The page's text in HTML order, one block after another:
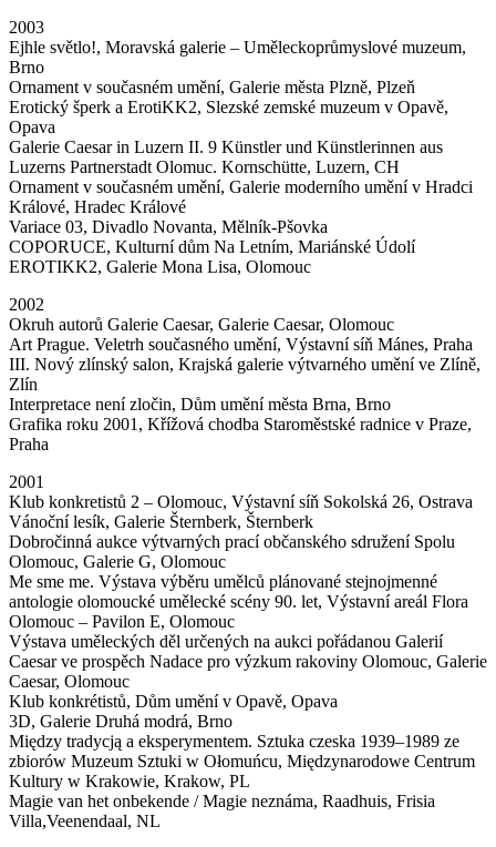
2003
Ejhle světlo!, Moravská galerie – Uměleckoprůmyslové muzeum,
Brno
Ornament v současném umění, Galerie města Plzně, Plzeň
Erotický šperk a ErotiKK2, Slezské zemské muzeum v Opavě,
Opava
Galerie Caesar in Luzern II. 9 Künstler und Künstlerinnen aus
Luzerns Partnerstadt Olomuc. Kornschütte, Luzern, CH
Ornament v současném umění, Galerie moderního umění v Hradci
Králové, Hradec Králové
Variace 03, Divadlo Novanta, Mělník-Pšovka
COPORUCE, Kulturní dům Na Letním, Mariánské Údolí
EROTIKK2, Galerie Mona Lisa, Olomouc
2002
Okruh autorů Galerie Caesar, Galerie Caesar, Olomouc
Art Prague. Veletrh současného umění, Výstavní síň Mánes, Praha
III. Nový zlínský salon, Krajská galerie výtvarného umění ve Zlíně,
Zlín
Interpretace není zločin, Dům umění města Brna, Brno
Grafika roku 2001, Křížová chodba Staroměstské radnice v Praze,
Praha
2001
Klub konkretistů 2 – Olomouc, Výstavní síň Sokolská 26, Ostrava
Vánoční lesík, Galerie Šternberk, Šternberk
Dobročinná aukce výtvarných prací občanského sdružení Spolu
Olomouc, Galerie G, Olomouc
Me sme me. Výstava výběru umělců plánované stejnojmenné
antologie olomoucké umělecké scény 90. let, Výstavní areál Flora
Olomouc – Pavilon E, Olomouc
Výstava uměleckých děl určených na aukci pořádanou Galerií
Caesar ve prospěch Nadace pro výzkum rakoviny Olomouc, Galerie
Caesar, Olomouc
Klub konkrétistů, Dům umění v Opavě, Opava
3D, Galerie Druhá modrá, Brno
Między tradycją a eksperymentem. Sztuka czeska 1939–1989 ze
zbiorów Muzeum Sztuki w Ołomuńcu, Międzynarodowe Centrum
Kultury w Krakowie, Krakow, PL
Magie van het onbekende / Magie neznáma, Raadhuis, Frisia
Villa,Veenendaal, NL